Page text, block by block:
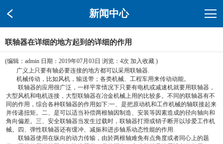
新闻中心
联轴器在详细的地方起到的详细的作用
(编辑：admin 日期：2019年07月03日 浏览： 4次 加入收藏 )
广义上只要有轴必要连接的地方都可以采用联轴器.
机械传动，比如风机，输送带；各类机械、工程车用来传动动能。
联轴器的应用很广泛，一样平常情况下只要有电机或减速机就要用联轴器，
大型风机和电机连接，大型联轴器在冶金机械上用的比较多。不同的联轴器有不
同的作用，综合各种联轴器的作用如下:一、是把原动机和工作机械的轴联接起来
并传递扭矩。二、是可以适当补偿两根轴因制造、安装等因素造成的径向轴向和
角向偏差。三、安全联轴器当发生过载时，联轴器打滑或销子断开以珍爱工作机
械。四、弹性联轴器还有缓冲、减振和进步轴系动态性能的作用.
联轴器使用在纵向的动力传输，由於两根轴难免有点角度或者同心上的题